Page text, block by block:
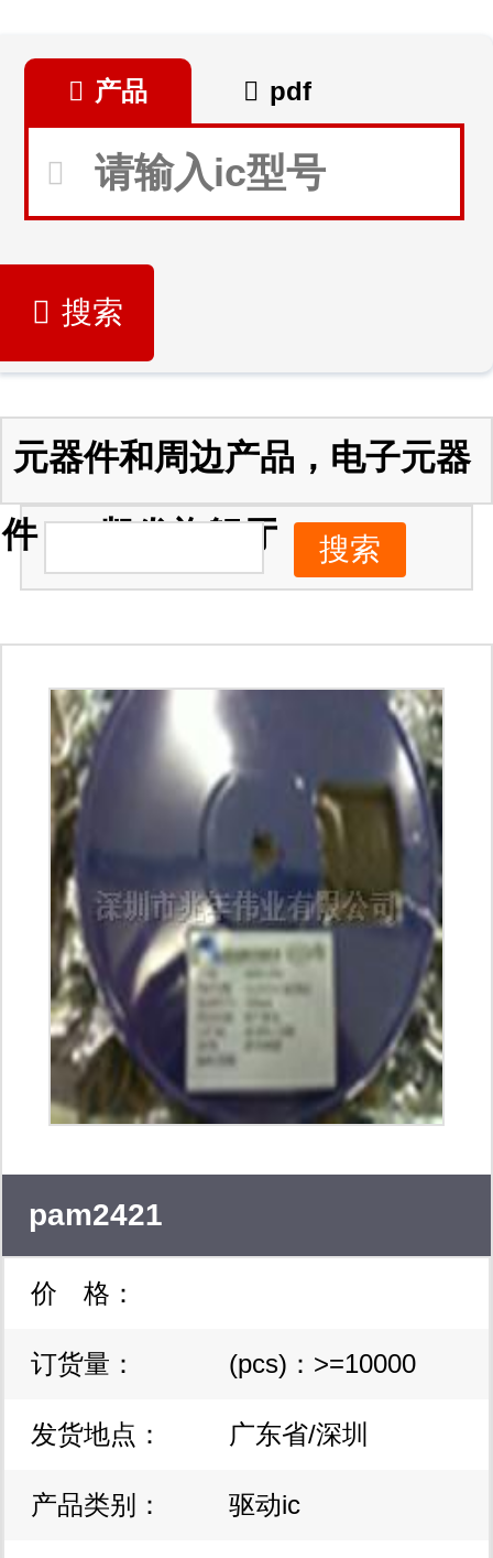
产品 pdf
搜索
元器件和周边产品，电子元器
件 -ag凯发旗舰厅
pam2421
价 格：
订货量： (pcs)：>=10000
发货地点： 广东省/深圳
产品类别： 驱动ic